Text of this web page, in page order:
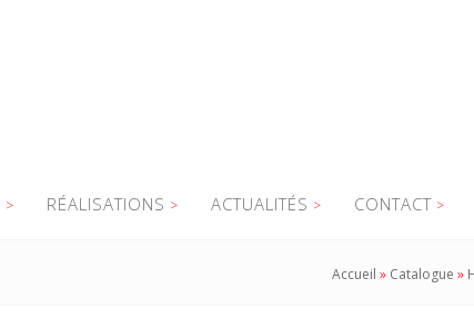
RÉALISATIONS ACTUALITÉS CONTACT
Accueil » Catalogue »